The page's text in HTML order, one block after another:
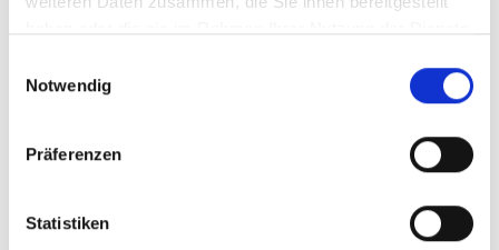
Notwendig
Präferenzen
Statistiken
320.09.07